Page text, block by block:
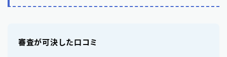
審査が可決した口コミ